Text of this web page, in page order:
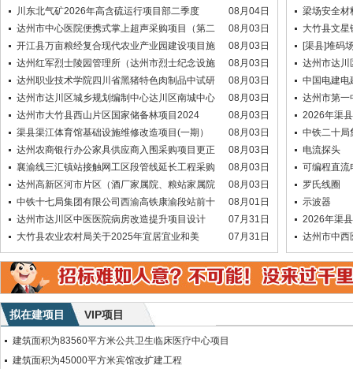
川东北气矿2026年高含硫运行项目部二季度
08月04日
达州市中心医院便携式掌上超声采购项目（第二
08月03日
开江县万亩粮经复合现代农业产业园建设项目施
08月03日
达州红军烈士陵园管理所（达州市烈士纪念设施
08月03日
达州职业技术学院四川省黑猪特色肉制品中试研
08月03日
达州市达川区城乡规划编制中心达川区南城中心
08月03日
达州市大竹县西山片区国家储备林项目2024
08月03日
渠县渠江体育馆基础设施维修改造项目(一期）
08月03日
达州农商银行办公家具供应商入围采购项目更正
08月03日
襄渝线三汇镇站接触网工区段管线延长工程采购
08月03日
达州高新区河市片区（酒厂家属院、粮站家属院
08月03日
中铁十七局集团有限公司西渝高铁康渝段站前十
08月01日
达州市达川区中医医院病房改造提升项目设计
07月31日
大竹县农业农村局关于2025年宜居宜业和美
07月31日
梁场安全材
大竹县文
[渠县]堆码
达州市达川
中国电建电
达州市第一
2026年渠
中铁二十局
电流探头
可编程直流
罗氏线圈
示波器
2026年渠
达州市中西
拟在建项目 VIP项目
建筑面积为83560平方米公共卫生临床医疗中心项目
建筑面积为45000平方米宾馆改扩建工程